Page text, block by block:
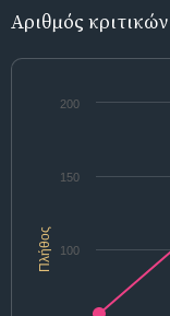
Αριθμός κριτικών
Πλήθος 100
150
200